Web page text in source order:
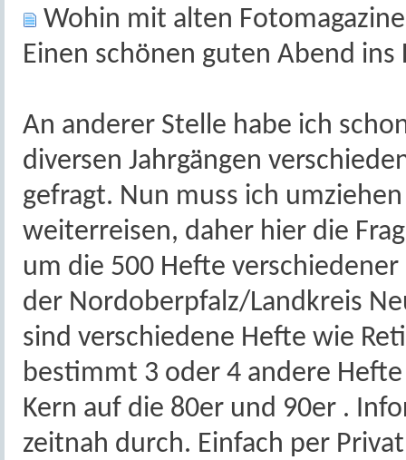
Wohin mit alten
Einen schönen guten Abend ins
An anderer Stelle habe ich
diversen Jahrgängen
gefragt. Nun muss ich
weiterreisen, daher hier die
um die 500 Hefte
der Nordoberpfalz/Landkreis
sind verschiedene Hefte wie
bestimmt 3 oder 4 andere
Kern auf die 80er und 90er .
zeitnah durch. Einfach per